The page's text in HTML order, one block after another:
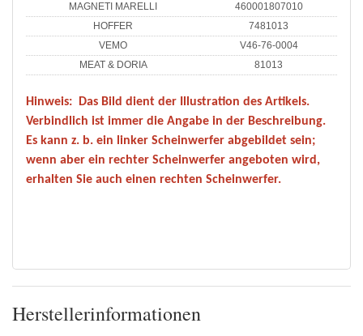
MAGNETI MARELLI
460001807010
HOFFER
7481013
VEMO
V46-76-0004
MEAT & DORIA
81013
Hinweis: Das Bild dient der Illustration des Artikels.
Verbindlich ist immer die Angabe in der Beschreibung.
Es kann z. b. ein linker Scheinwerfer abgebildet sein;
wenn aber ein rechter Scheinwerfer angeboten wird,
erhalten Sie auch einen rechten Scheinwerfer.
Herstellerinformationen